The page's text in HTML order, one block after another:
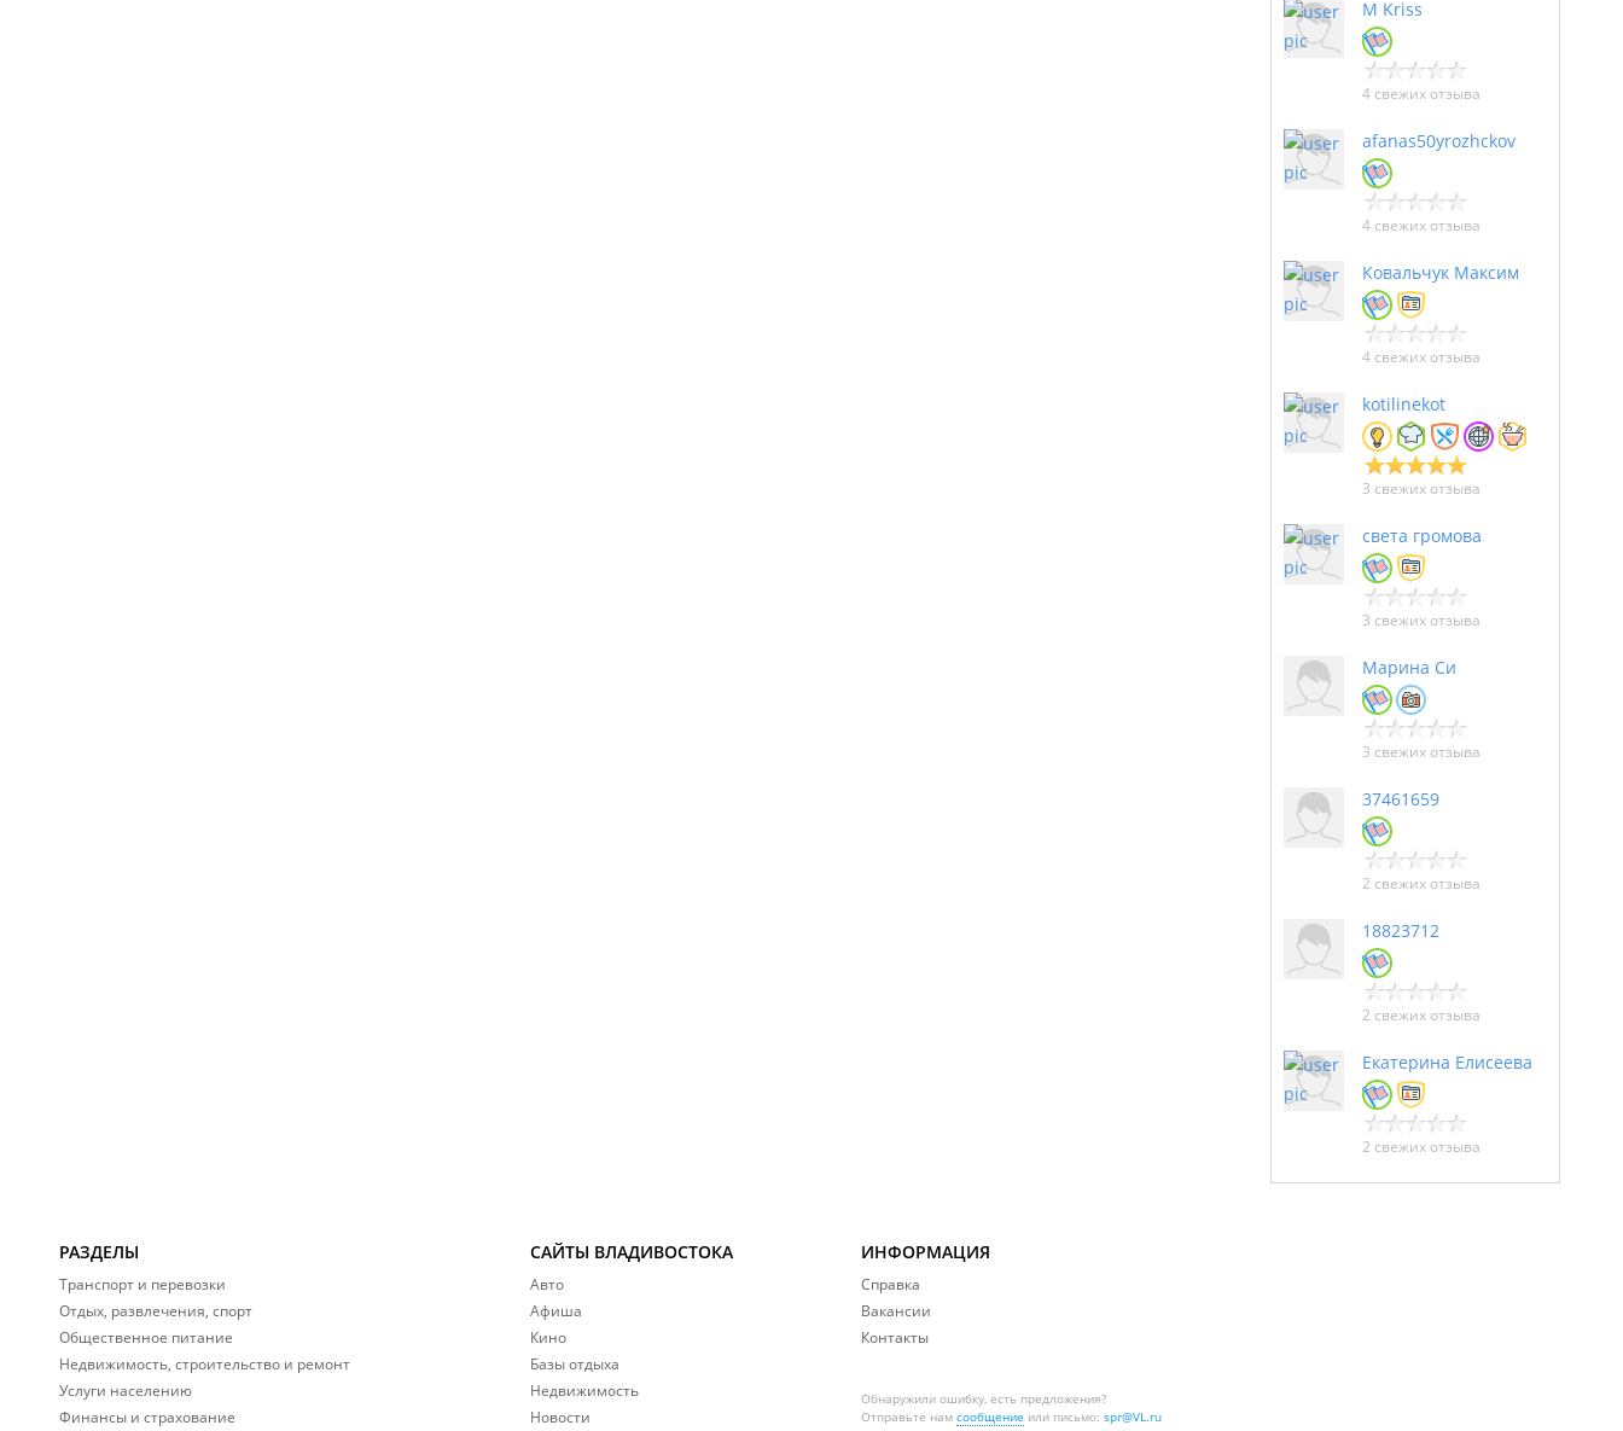
M Kriss
4 свежих отзыва
afanas50yrozhckov
4 свежих отзыва
Ковальчук Максим
4 свежих отзыва
kotilinekot
3 свежих отзыва
света громова
3 свежих отзыва
Марина Си
3 свежих отзыва
37461659
2 свежих отзыва
18823712
2 свежих отзыва
Екатерина Елисеева
2 свежих отзыва
РАЗДЕЛЫ
Транспорт и перевозки
Отдых, развлечения, спорт
Общественное питание
Недвижимость, строительство и ремонт
Услуги населению
Финансы и страхование
САЙТЫ ВЛАДИВОСТОКА
Авто
Афиша
Кино
Базы отдыха
Недвижимость
Новости
ИНФОРМАЦИЯ
Справка
Вакансии
Контакты
Обнаружили ошибку, есть предложения?
Отправьте нам сообщение или письмо: spr@VL.ru